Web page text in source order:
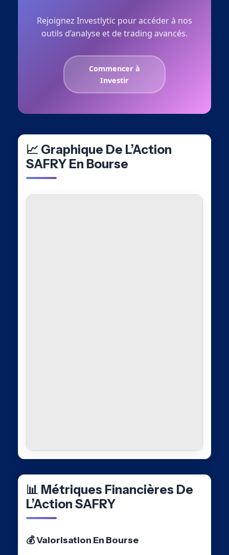
Rejoignez Investlytic pour accéder à nos
outils d’analyse et de trading avancés.
Commencer à
Investir
📈 Graphique De L’Action
SAFRY En Bourse
📊 Métriques Financières De
L’Action SAFRY
💰 Valorisation En Bourse